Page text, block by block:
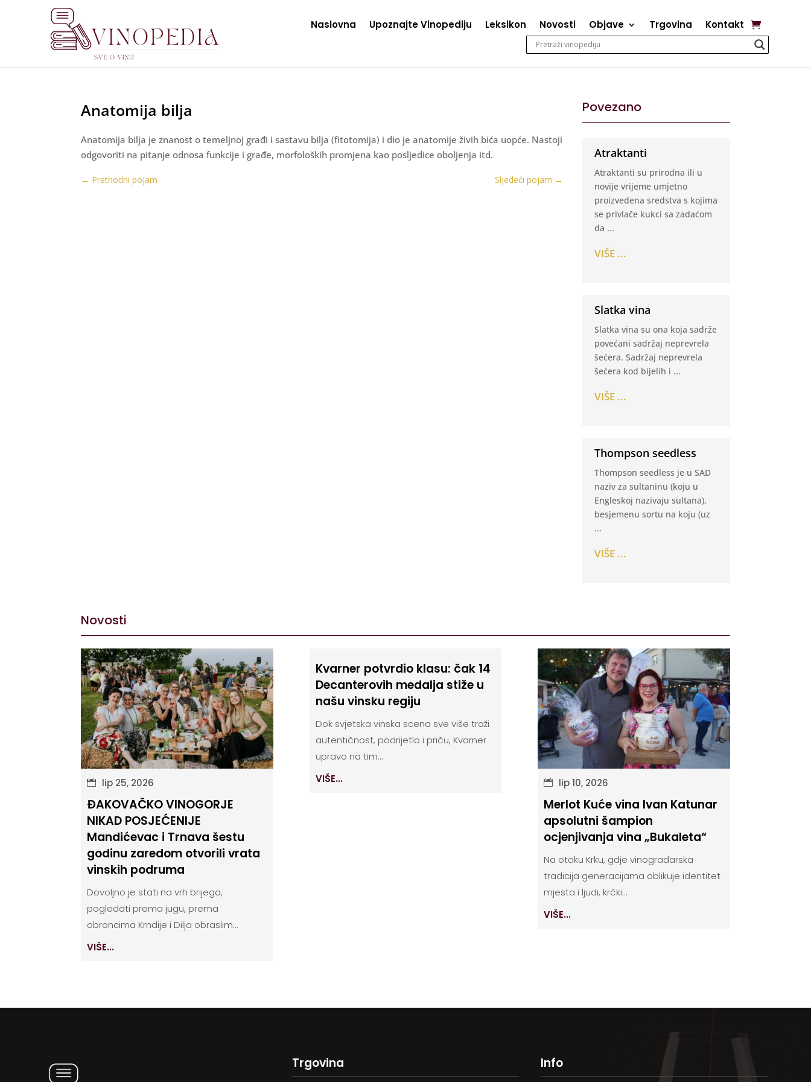
Naslovna Upoznajte Vinopediju Leksikon Novosti Objave Trgovina Kontakt
Anatomija bilja
Anatomija bilja je znanost o temeljnoj građi i sastavu bilja (fitotomija) i dio je anatomije živih bića uopće. Nastoji
odgovoriti na pitanje odnosa funkcije i građe, morfoloških promjena kao posljedice oboljenja itd.
← Prethodni pojam Sljedeći pojam →
Povezano
Atraktanti
Atraktanti su prirodna ili u
novije vrijeme umjetno
proizvedena sredstva s kojima
se privlače kukci sa zadaćom
da ...
VIŠE ...
Slatka vina
Slatka vina su ona koja sadrže
povećani sadržaj neprevrela
šećera. Sadržaj neprevrela
šećera kod bijelih i ...
VIŠE ...
Thompson seedless
Thompson seedless je u SAD
naziv za sultaninu (koju u
Engleskoj nazivaju sultana),
besjemenu sortu na koju (uz
...
VIŠE ...
Novosti
lip 25, 2026
ĐAKOVAČKO VINOGORJE
NIKAD POSJEĆENIJE
Mandićevac i Trnava šestu
godinu zaredom otvorili vrata
vinskih podruma
Dovoljno je stati na vrh brijega,
pogledati prema jugu, prema
obroncima Krndije i Dilja obraslim...
VIŠE...
Kvarner potvrdio klasu: čak 14
Decanterovih medalja stiže u
našu vinsku regiju
Dok svjetska vinska scena sve više traži
autentičnost, podrijetlo i priču, Kvarner
upravo na tim...
VIŠE...
lip 10, 2026
Merlot Kuće vina Ivan Katunar
apsolutni šampion
ocjenjivanja vina „Bukaleta“
Na otoku Krku, gdje vinogradarska
tradicija generacijama oblikuje identitet
mjesta i ljudi, krčki...
VIŠE...
Trgovina Info